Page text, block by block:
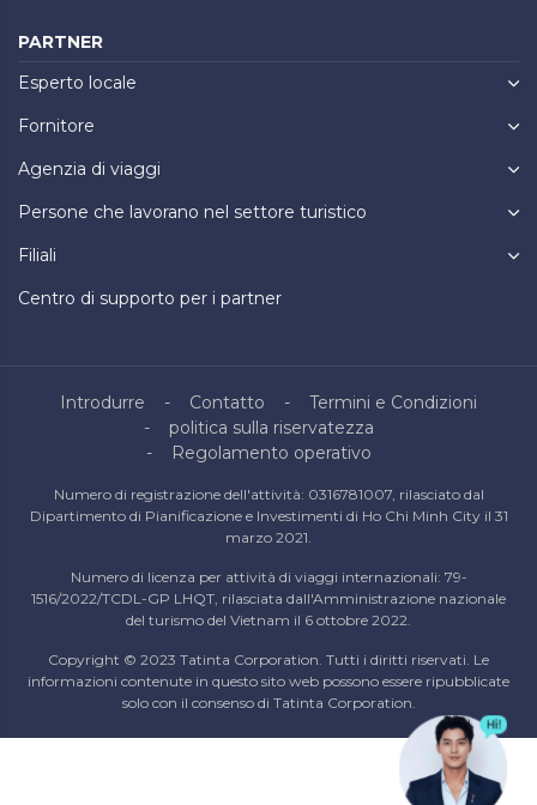
PARTNER
Esperto locale
Fornitore
Agenzia di viaggi
Persone che lavorano nel settore turistico
Filiali
Centro di supporto per i partner
Introdurre Contatto
Termini e Condizioni
politica sulla riservatezza
Regolamento operativo
Numero di registrazione dell'attività: 0316781007, rilasciato dal
Dipartimento di Pianificazione e Investimenti di Ho Chi Minh City il 31
marzo 2021.
Numero di licenza per attività di viaggi internazionali: 79-
1516/2022/TCDL-GP LHQT, rilasciata dall'Amministrazione nazionale
del turismo del Vietnam il 6 ottobre 2022.
Copyright © 2023 Tatinta Corporation. Tutti i diritti riservati. Le
informazioni contenute in questo sito web possono essere ripubblicate
solo con il consenso di Tatinta Corporation.